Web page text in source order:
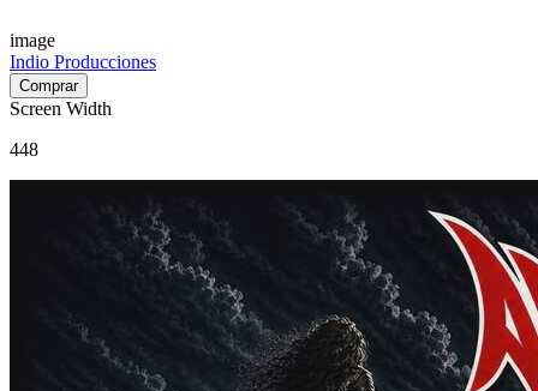
image
Indio Producciones
Screen Width
448